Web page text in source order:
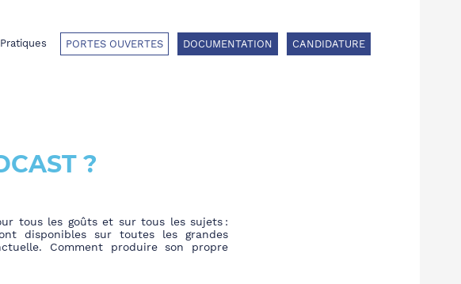
PORTES OUVERTES DOCUMENTATION CANDIDATURE
?
tous les goûts et sur tous les sujets :
disponibles sur toutes les grandes
Comment produire son propre